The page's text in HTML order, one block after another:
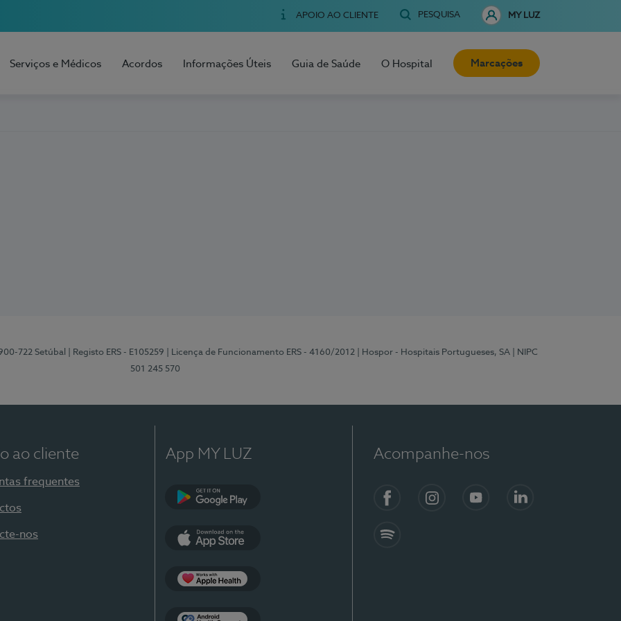
APOIO AO CLIENTE PESQUISA MY LUZ
Serviços e Médicos Acordos Informações Úteis Guia de Saúde O Hospital Marcações
722 Setúbal | Registo ERS - E105259 | Licença de Funcionamento ERS - 4160/2012 | Hospor - Hospitais Portugueses, SA
| NIPC
501 245 570
ao cliente
frequentes
nos
App MY LUZ Acompanhe-nos